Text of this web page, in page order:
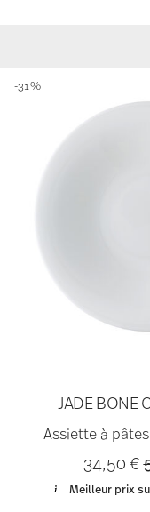
JADE BONE
Assiette à
34,50 €
Meilleur prix
-31%